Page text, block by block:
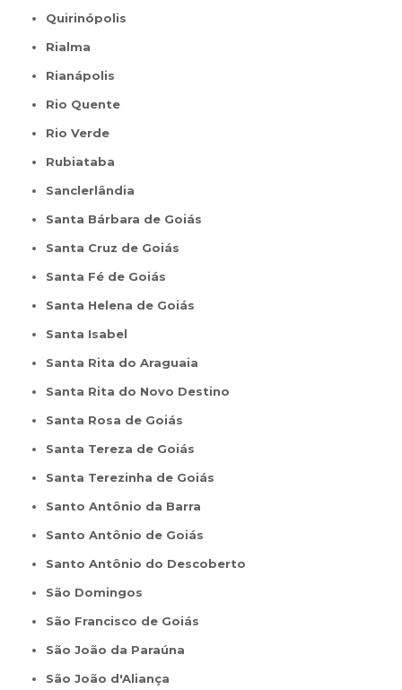
Quirinópolis
Rialma
Rianápolis
Rio Quente
Rio Verde
Rubiataba
Sanclerlândia
Santa Bárbara de Goiás
Santa Cruz de Goiás
Santa Fé de Goiás
Santa Helena de Goiás
Santa Isabel
Santa Rita do Araguaia
Santa Rita do Novo Destino
Santa Rosa de Goiás
Santa Tereza de Goiás
Santa Terezinha de Goiás
Santo Antônio da Barra
Santo Antônio de Goiás
Santo Antônio do Descoberto
São Domingos
São Francisco de Goiás
São João da Paraúna
São João d'Aliança